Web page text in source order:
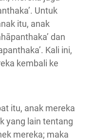
Untuk
itu, anak
dan
Kali ini,
kembali ke
itu, anak mereka
yang lain tentang
mereka; maka